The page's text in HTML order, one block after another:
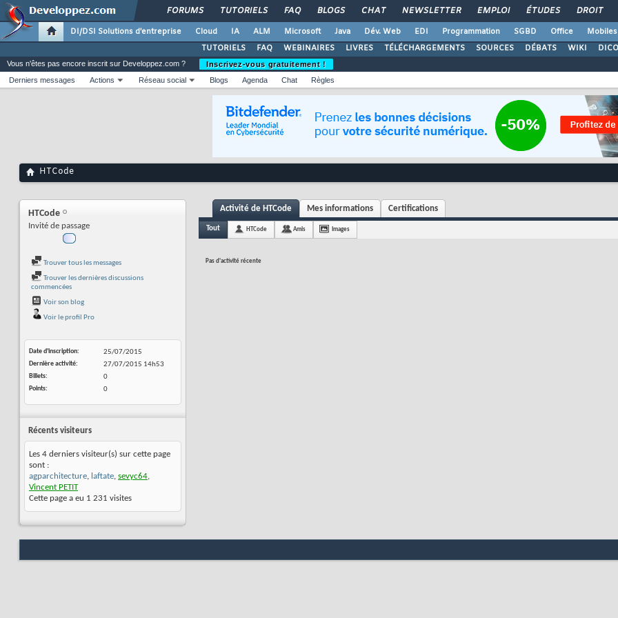
FORUMS TUTORIELS FAQ BLOGS CHAT NEWSLETTER EMPLOI ÉTUDES DROIT
DI/DSI Solutions d'entreprise Cloud IA ALM Microsoft Java Dév. Web EDI Programmation SGBD Office Mobiles
TUTORIELS
FAQ WEBINAIRES LIVRES TÉLÉCHARGEMENTS SOURCES DÉBATS WIKI DICO
Vous n'êtes pas encore inscrit sur Developpez.com ?
Inscrivez-vous gratuitement !
Derniers messages
Actions Réseau social Blogs Agenda Chat Règles
HTCode
HTCode
Invité de passage
Trouver tous les messages
Trouver les dernières discussions
commencées
Voir son blog
Voir le profil Pro
Date d'inscription
25/07/2015
Dernière activité
27/07/2015 14h53
Billets
0
Points
0
Récents visiteurs
Les 4 derniers visiteur(s) sur cette page
sont :
agparchitecture, laftate, sevyc64,
Vincent PETIT
Cette page a eu 1 231 visites
Activité de HTCode Mes informations Certifications
Tout HTCode Amis Images
Pas d'activité récente